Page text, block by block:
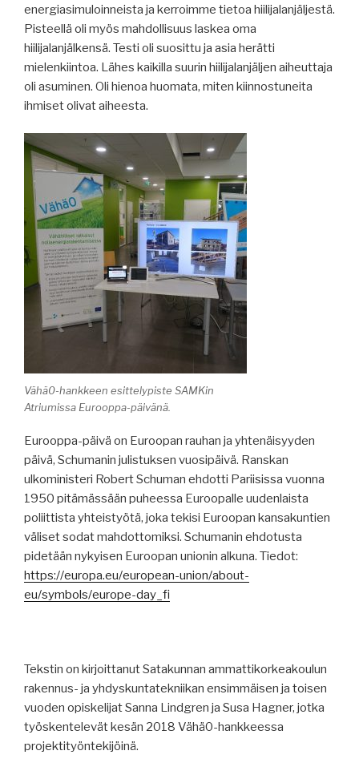
energiasimuloinneista ja kerroimme tietoa hiilijalanjäljestä.
Pisteellä oli myös mahdollisuus laskea oma
hiilijalanjälkensä. Testi oli suosittu ja asia herätti
mielenkiintoa. Lähes kaikilla suurin hiilijalanjäljen aiheuttaja
oli asuminen. Oli hienoa huomata, miten kiinnostuneita
ihmiset olivat aiheesta.
Vähä0-hankkeen esittelypiste SAMKin
Atriumissa Eurooppa-päivänä.
Eurooppa-päivä on Euroopan rauhan ja yhtenäisyyden
päivä, Schumanin julistuksen vuosipäivä. Ranskan
ulkoministeri Robert Schuman ehdotti Pariisissa vuonna
1950 pitämässään puheessa Euroopalle uudenlaista
poliittista yhteistyötä, joka tekisi Euroopan kansakuntien
väliset sodat mahdottomiksi. Schumanin ehdotusta
pidetään nykyisen Euroopan unionin alkuna. Tiedot:
https://europa.eu/european-union/about-
eu/symbols/europe-day_fi
Tekstin on kirjoittanut Satakunnan ammattikorkeakoulun
rakennus- ja yhdyskuntatekniikan ensimmäisen ja toisen
vuoden opiskelijat Sanna Lindgren ja Susa Hagner, jotka
työskentelevät kesän 2018 Vähä0-hankkeessa
projektityöntekijöinä.